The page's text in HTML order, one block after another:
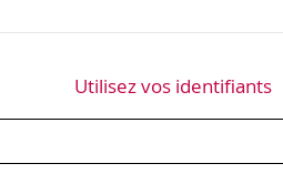
Utilisez vos identifiants